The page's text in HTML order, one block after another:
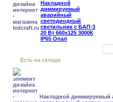
Есть на складе
Накладной диммируемый